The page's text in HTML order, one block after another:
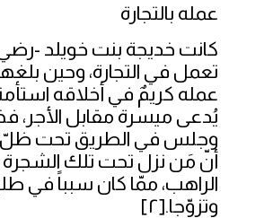
عمله بالتجارة
كانت خديجة بنت خويلد -
تعمل في التجارة، وحين
عمله كريمٌ في أخلاقه
يُدعى ميسرة مقابل الأجر،
وجلس في الطريق تحت ظلّ
أنّ مَن نزل تحت تلك الشجرة
الراهب، ممّا كان سبباً في
وتزوّجا.[٢]